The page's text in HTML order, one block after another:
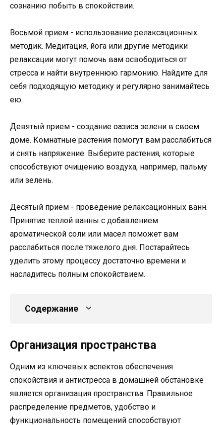
сознанию побыть в спокойствии.
Восьмой прием - использование релаксационных
методик. Медитация, йога или другие методики
релаксации могут помочь вам освободиться от
стресса и найти внутреннюю гармонию. Найдите для
себя подходящую методику и регулярно занимайтесь
ею.
Девятый прием - создание оазиса зелени в своем
доме. Комнатные растения помогут вам расслабиться
и снять напряжение. Выберите растения, которые
способствуют очищению воздуха, например, пальму
или зелень.
Десятый прием - проведение релаксационных ванн.
Принятие теплой ванны с добавлением
ароматической соли или масел поможет вам
расслабиться после тяжелого дня. Постарайтесь
уделить этому процессу достаточно времени и
насладитесь полным спокойствием.
Содержание
Организация пространства
Одним из ключевых аспектов обеспечения
спокойствия и антистресса в домашней обстановке
является организация пространства. Правильное
распределение предметов, удобство и
функциональность помещений способствуют